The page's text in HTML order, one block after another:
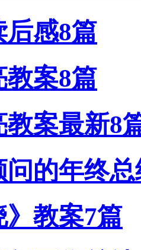
感8篇
案8篇
案最新8
的年终总
教案7篇